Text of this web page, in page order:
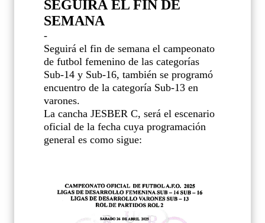
SEGUIRÁ EL FIN DE
SEMANA
-
Seguirá el fin de semana el campeonato
de futbol femenino de las categorías
Sub-14 y Sub-16, también se programó
encuentro de la categoría Sub-13 en
varones.
La cancha JESBER C, será el escenario
oficial de la fecha cuya programación
general es como sigue: